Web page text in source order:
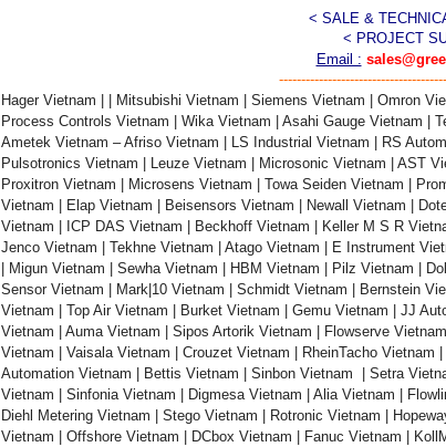
< SALE &
< PROJECT
Email :
Hager Vietnam | | Mitsubishi Vietnam | Siemens Vietnam | Omron
Process Controls Vietnam | Wika Vietnam | Asahi Gauge Vietnam |
Ametek Vietnam – Afriso Vietnam | LS Industrial Vietnam | RS
Pulsotronics Vietnam | Leuze Vietnam | Microsonic Vietnam | AST
Proxitron Vietnam | Microsens Vietnam | Towa Seiden Vietnam |
Vietnam | Elap Vietnam | Beisensors Vietnam | Newall Vietnam |
Vietnam | ICP DAS Vietnam | Beckhoff Vietnam | Keller M S R
Jenco Vietnam | Tekhne Vietnam | Atago Vietnam | E Instrument
| Migun Vietnam | Sewha Vietnam | HBM Vietnam | Pilz Vietnam |
Sensor Vietnam | Mark|10 Vietnam | Schmidt Vietnam | Bernstein
Vietnam | Top Air Vietnam | Burket Vietnam | Gemu Vietnam | JJ
Vietnam | Auma Vietnam | Sipos Artorik Vietnam | Flowserve
Vietnam | Vaisala Vietnam | Crouzet Vietnam | RheinTacho
Automation Vietnam | Bettis Vietnam | Sinbon Vietnam | Setra
Vietnam | Sinfonia Vietnam | Digmesa Vietnam | Alia Vietnam |
Diehl Metering Vietnam | Stego Vietnam | Rotronic Vietnam |
Vietnam | Offshore Vietnam | DCbox Vietnam | Fanuc Vietnam |